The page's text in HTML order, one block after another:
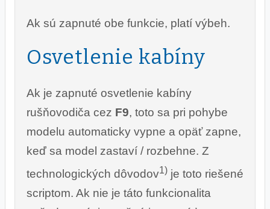
Ak sú zapnuté obe funkcie, platí výbeh.
Osvetlenie kabíny
Ak je zapnuté osvetlenie kabíny
rušňovodiča cez F9, toto sa pri pohybe
modelu automaticky vypne a opäť zapne,
keď sa model zastaví / rozbehne. Z
technologických dôvodov1) je toto riešené
scriptom. Ak nie je táto funkcionalita